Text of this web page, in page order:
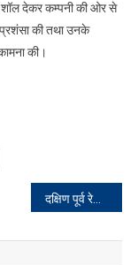
व शॉल देकर कम्पनी की ओर से
प्रशंसा की तथा उनके
की।
दक्षिण पूर्व रेलवे में ट्रैक मेंटेनरों की मौत पर यूनियन का फूटा गुस्सा, कार्रवाई नहीं हुई तो होगा आंदोलन